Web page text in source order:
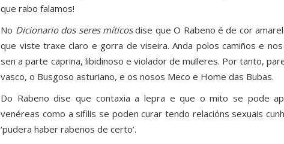
que rabo falamos!
No Dicionario dos seres míticosdise que O Rabeno é de cor
que viste traxe claro e gorra de viseira. Anda polos camiños e
sen a parte caprina, libidinoso e violador de mulleres. Por tanto,
vasco, o Busgoso asturiano, e os nosos Meco e Home das Bubas.
Do Rabeno dise que contaxia a lepra e que o mito se pode
venéreas como a sifilis se poden curar tendo relacións sexuais
‘pudera haber rabenos de certo’.